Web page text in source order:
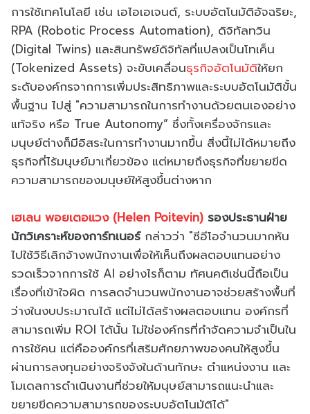
การใช้เทคโนโลยี เช่น เอไอเอเจนต์, ระบบอัตโนมัติอัจฉริยะ,
RPA (Robotic Process Automation), ดิจิทัลทวิน
(Digital Twins) และสินทรัพย์ดิจิทัลที่แปลงเป็นโทเค็น
(Tokenized Assets) จะขับเคลื่อนธุรกิจอัตโนมัติให้ยก
ระดับองค์กรจากการเพิ่มประสิทธิภาพและระบบอัตโนมัติขั้น
พื้นฐาน ไปสู่ "ความสามารถในการทำงานด้วยตนเองอย่าง
แท้จริง หรือ True Autonomy” ซึ่งทั้งเครื่องจักรและ
มนุษย์ต่างก็มีอิสระในการทำงานมากขึ้น สิ่งนี้ไม่ได้หมายถึง
ธุรกิจที่ไร้มนุษย์มาเกี่ยวข้อง แต่หมายถึงธุรกิจที่ขยายขีด
ความสามารถของมนุษย์ให้สูงขึ้นต่างหาก
เฮเลน พอยเตอแวง (Helen Poitevin) รองประธานฝ่าย
นักวิเคราะห์ของการ์ทเนอร์ กล่าวว่า "ซีอีโอจำนวนมากหัน
ไปใช้วิธีเลิกจ้างพนักงานเพื่อให้เห็นถึงผลตอบแทนอย่าง
รวดเร็วจากการใช้ AI อย่างไรก็ตาม ทัศนคติเช่นนี้ถือเป็น
เรื่องที่เข้าใจผิด การลดจำนวนพนักงานอาจช่วยสร้างพื้นที่
ว่างในงบประมาณได้ แต่ไม่ได้สร้างผลตอบแทน องค์กรที่
สามารถเพิ่ม ROI ได้นั้น ไม่ใช่องค์กรที่กำจัดความจำเป็นใน
การใช้คน แต่คือองค์กรที่เสริมศักยภาพของคนให้สูงขึ้น
ผ่านการลงทุนอย่างจริงจังในด้านทักษะ ตำแหน่งงาน และ
โมเดลการดำเนินงานที่ช่วยให้มนุษย์สามารถแนะนำและ
ขยายขีดความสามารถของระบบอัตโนมัติได้"